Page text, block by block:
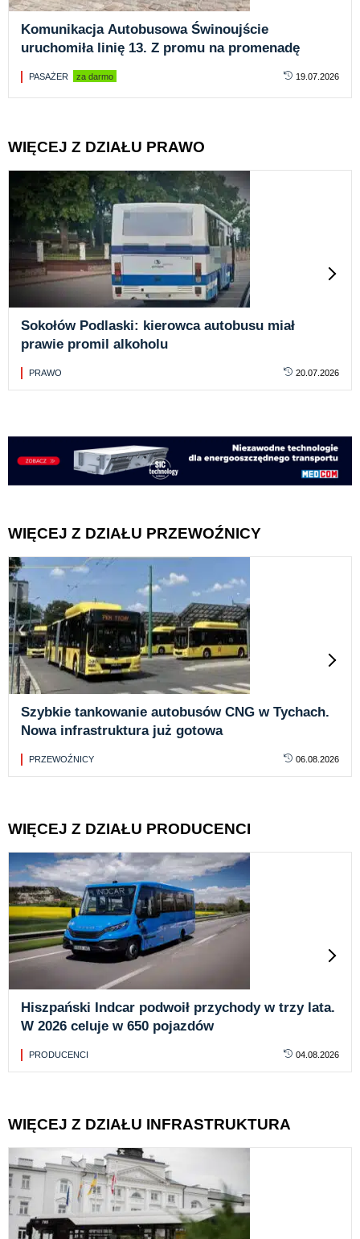
Komunikacja Autobusowa Świnoujście
uruchomiła linię 13. Z promu na promenadę
PASAŻER za darmo 19.07.2026
WIĘCEJ Z DZIAŁU PRAWO
Sokołów Podlaski: kierowca autobusu miał
prawie promil alkoholu
PRAWO 20.07.2026
WIĘCEJ Z DZIAŁU PRZEWOŹNICY
Szybkie tankowanie autobusów CNG w Tychach.
Nowa infrastruktura już gotowa
PRZEWOŹNICY 06.08.2026
WIĘCEJ Z DZIAŁU PRODUCENCI
Hiszpański Indcar podwoił przychody w trzy lata.
W 2026 celuje w 650 pojazdów
PRODUCENCI 04.08.2026
WIĘCEJ Z DZIAŁU INFRASTRUKTURA